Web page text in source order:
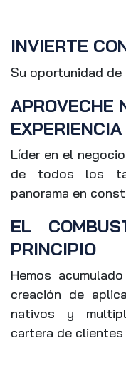
INVIERTE
Su oportunidad de
APROVECHE
EXPERIENCIA
Líder en el
de todos los
panorama en
EL
PRINCIPIO
Hemos
creación de
nativos y
cartera de